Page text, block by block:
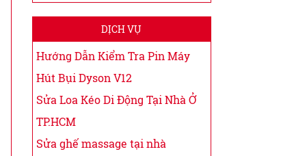
DỊCH VỤ
Hướng Dẫn Kiểm Tra Pin Máy
Hút Bụi Dyson V12
Sửa Loa Kéo Di Động Tại Nhà Ở
TP.HCM
Sửa ghế massage tại nhà